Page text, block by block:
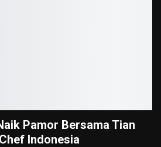
Pamor Bersama Tian
Indonesia